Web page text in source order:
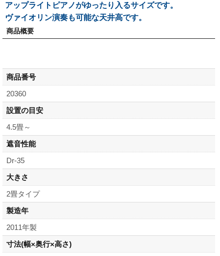
アップライトピアノがゆったり入るサイズです。
ヴァイオリン演奏も可能な天井高です。
商品概要
商品番号
20360
設置の目安
4.5畳～
遮音性能
Dr-35
大きさ
2畳タイプ
製造年
2011年製
寸法(幅×奥行×高さ)